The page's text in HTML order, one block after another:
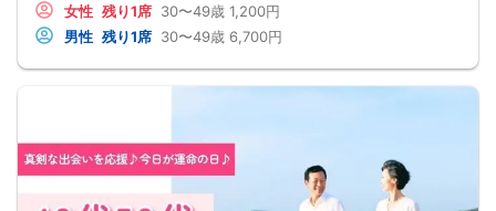
女性 残り1席 30〜49歳 1,200円
男性 残り1席 30〜49歳 6,700円